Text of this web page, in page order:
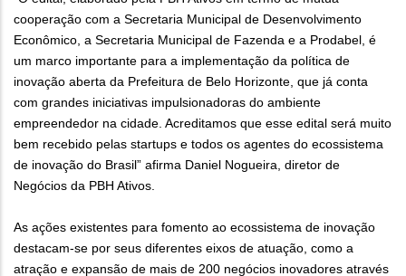
cooperação com a Secretaria Municipal de Desenvolvimento
Econômico, a Secretaria Municipal de Fazenda e a Prodabel, é
um marco importante para a implementação da política de
inovação aberta da Prefeitura de Belo Horizonte, que já conta
com grandes iniciativas impulsionadoras do ambiente
empreendedor na cidade. Acreditamos que esse edital será muito
bem recebido pelas startups e todos os agentes do ecossistema
de inovação do Brasil” afirma Daniel Nogueira, diretor de
Negócios da PBH Ativos.
As ações existentes para fomento ao ecossistema de inovação
destacam-se por seus diferentes eixos de atuação, como a
atração e expansão de mais de 200 negócios inovadores através